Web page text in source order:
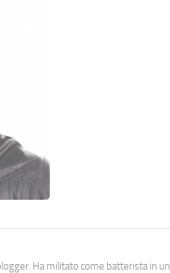
Ha militato come batterista in